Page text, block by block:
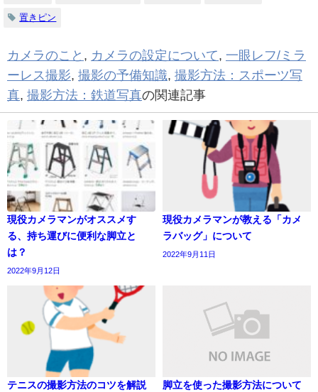
置きピン
カメラのこと , カメラの設定について, 一眼レフ/ミラ
ーレス撮影, 撮影の予備知識, 撮影方法：スポーツ写
真, 撮影方法：鉄道写真の関連記事
現役カメラマンがオススメす
る、持ち運びに便利な脚立と
は？
2022年9月12日
現役カメラマンが教える「カメ
ラバッグ」について
2022年9月11日
テニスの撮影方法のコツを解説 脚立を使った撮影方法について